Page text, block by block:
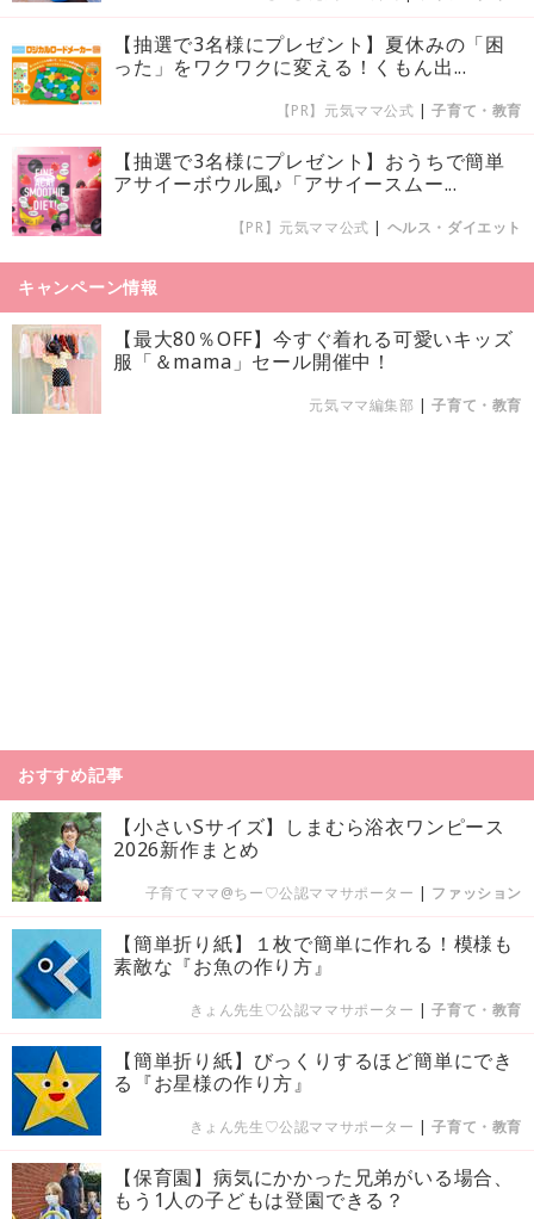
【抽選で3名様にプレゼント】夏休みの「困
った」をワクワクに変える！くもん出...
【PR】元気ママ公式 |子育て・教育
【抽選で3名様にプレゼント】おうちで簡単
アサイーボウル風♪「アサイースムー...
【PR】元気ママ公式 | ヘルス・ダイエット
キャンペーン情報
【最大80％OFF】今すぐ着れる可愛いキッズ
服「＆mama」セール開催中！
元気ママ編集部 |子育て・教育
おすすめ記事
【小さいSサイズ】しまむら浴衣ワンピース
2026新作まとめ
子育てママ@ちー♡公認ママサポーター | ファッション
【簡単折り紙】１枚で簡単に作れる！模様も
素敵な『お魚の作り方』
きょん先生♡公認ママサポーター |子育て・教育
【簡単折り紙】びっくりするほど簡単にでき
る『お星様の作り方』
きょん先生♡公認ママサポーター |子育て・教育
【保育園】病気にかかった兄弟がいる場合、
もう1人の子どもは登園できる？